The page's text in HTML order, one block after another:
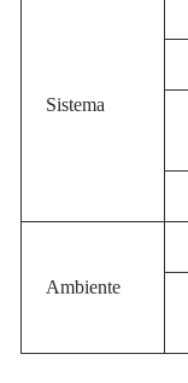
Sistema
Ambiente